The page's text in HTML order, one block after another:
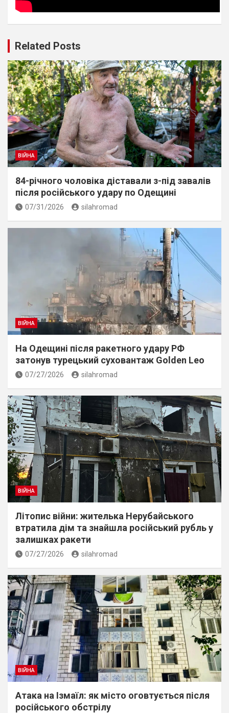
Related Posts
ВІЙНА
84-річного чоловіка діставали з-під завалів
пiсля росiйського удару по Одещині
07/31/2026 silahromad
ВІЙНА
На Одещині після ракетного удару РФ
затонув турецький суховантаж Golden Leo
07/27/2026 silahromad
ВІЙНА
Літопис війни: жителька Нерубайського
втратила дім та знайшла російський рубль у
залишках ракети
07/27/2026 silahromad
ВІЙНА
Атака на Ізмаїл: як місто оговтується після
російського обстрілу